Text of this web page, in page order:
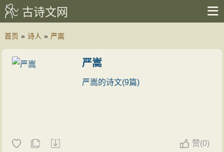
古诗文网
首页 » 诗人 » 严嵩
严嵩
严嵩的诗文(9篇)
赞(0)